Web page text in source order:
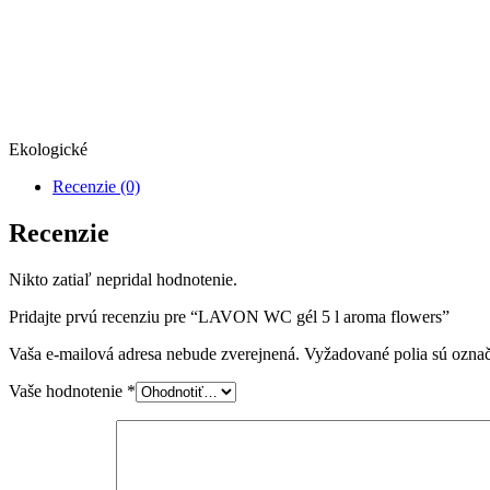
Ekologické
Recenzie (0)
Recenzie
Nikto zatiaľ nepridal hodnotenie.
Pridajte prvú recenziu pre “LAVON WC gél 5 l aroma flowers”
Vaša e-mailová adresa nebude zverejnená. Vyžadované polia sú
Vaše hodnotenie *